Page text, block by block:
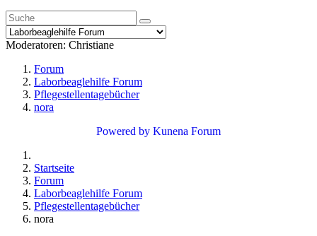
Moderatoren: Christiane
Forum
Laborbeaglehilfe Forum
Pflegestellentagebücher
nora
Powered by Kunena Forum
Startseite
Forum
Laborbeaglehilfe Forum
Pflegestellentagebücher
nora